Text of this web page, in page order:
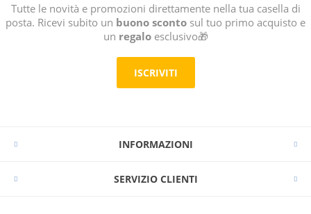
Tutte le novità e promozioni direttamente nella tua casella di
posta. Ricevi subito un buono sconto sul tuo primo acquisto e
un regaloesclusivo🎁
ISCRIVITI
INFORMAZIONI
SERVIZIO CLIENTI